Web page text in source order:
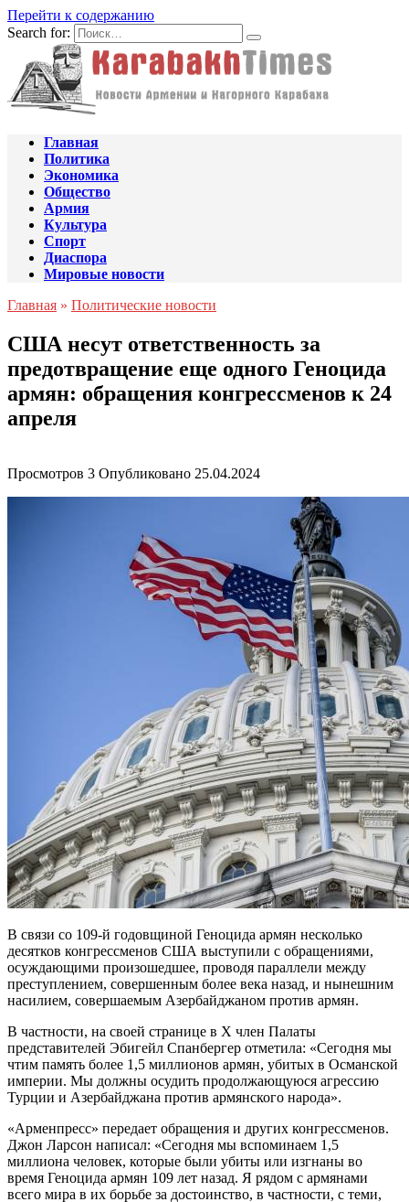
Перейти к содержанию
Search for:
Главная
Политика
Экономика
Общество
Армия
Культура
Спорт
Диаспора
Мировые новости
Главная » Политические новости
США несут ответственность за
предотвращение еще одного Геноцида
армян: обращения конгрессменов к 24
апреля
Просмотров 3 Опубликовано 25.04.2024
В связи со 109-й годовщиной Геноцида армян несколько
десятков конгрессменов США выступили с обращениями,
осуждающими произошедшее, проводя параллели между
преступлением, совершенным более века назад, и нынешним
насилием, совершаемым Азербайджаном против армян.
В частности, на своей странице в X член Палаты
представителей Эбигейл Спанбергер отметила: «Сегодня мы
чтим память более 1,5 миллионов армян, убитых в Османской
империи. Мы должны осудить продолжающуюся агрессию
Турции и Азербайджана против армянского народа».
«Арменпресс» передает обращения и других конгрессменов.
Джон Ларсон написал: «Сегодня мы вспоминаем 1,5
миллиона человек, которые были убиты или изгнаны во
время Геноцида армян 109 лет назад. Я рядом с армянами
всего мира в их борьбе за достоинство, в частности, с теми,